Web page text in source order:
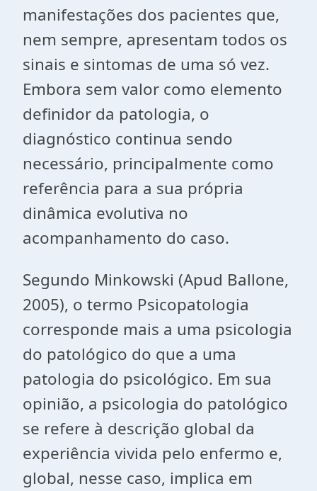
manifestações dos pacientes que,
nem sempre, apresentam todos os
sinais e sintomas de uma só vez.
Embora sem valor como elemento
definidor da patologia, o
diagnóstico continua sendo
necessário, principalmente como
referência para a sua própria
dinâmica evolutiva no
acompanhamento do caso.
Segundo Minkowski (Apud Ballone,
2005), o termo Psicopatologia
corresponde mais a uma psicologia
do patológico do que a uma
patologia do psicológico. Em sua
opinião, a psicologia do patológico
se refere à descrição global da
experiência vivida pelo enfermo e,
global, nesse caso, implica em